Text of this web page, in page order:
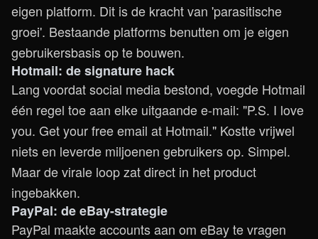
eigen platform. Dit is de kracht van 'parasitische
groei'. Bestaande platforms benutten om je eigen
gebruikersbasis op te bouwen.
Hotmail: de signature hack
Lang voordat social media bestond, voegde Hotmail
één regel toe aan elke uitgaande e-mail: "P.S. I love
you. Get your free email at Hotmail." Kostte vrijwel
niets en leverde miljoenen gebruikers op. Simpel.
Maar de virale loop zat direct in het product
ingebakken.
PayPal: de eBay-strategie
PayPal maakte accounts aan om eBay te vragen